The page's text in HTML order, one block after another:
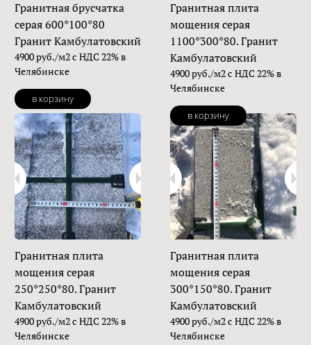
Гранитная брусчатка
серая 600*100*80
Гранит Камбулатовский
4900 руб./м2 с НДС 22% в
Челябинске
в корзину
Гранитная плита
мощения серая
1100*300*80. Гранит
Камбулатовский
4900 руб./м2 с НДС 22% в
Челябинске
в корзину
Гранитная плита
мощения серая
250*250*80. Гранит
Камбулатовский
4900 руб./м2 с НДС 22% в
Челябинске
Гранитная плита
мощения серая
300*150*80. Гранит
Камбулатовский
4900 руб./м2 с НДС 22% в
Челябинске